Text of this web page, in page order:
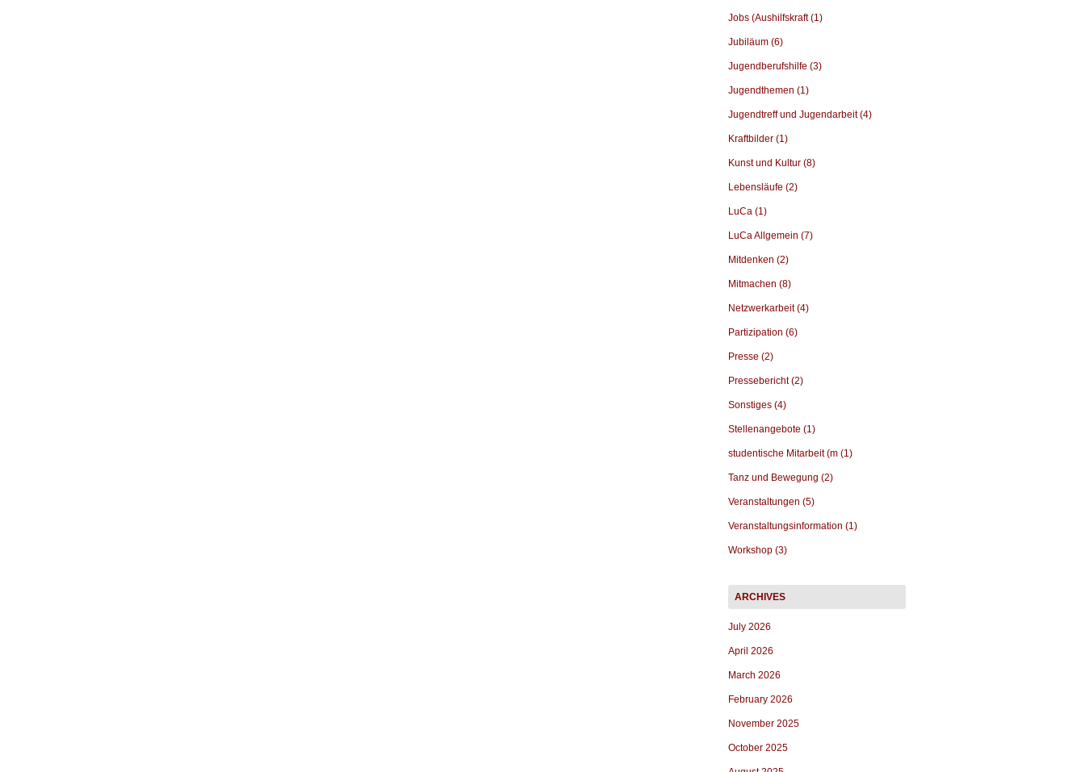
Jobs (Aushilfskraft (1)
Jubiläum (6)
Jugendberufshilfe (3)
Jugendthemen (1)
Jugendtreff und Jugendarbeit (4)
Kraftbilder (1)
Kunst und Kultur (8)
Lebensläufe (2)
LuCa (1)
LuCa Allgemein (7)
Mitdenken (2)
Mitmachen (8)
Netzwerkarbeit (4)
Partizipation (6)
Presse (2)
Pressebericht (2)
Sonstiges (4)
Stellenangebote (1)
studentische Mitarbeit (m (1)
Tanz und Bewegung (2)
Veranstaltungen (5)
Veranstaltungsinformation (1)
Workshop (3)
July 2026
April 2026
March 2026
February 2026
November 2025
October 2025